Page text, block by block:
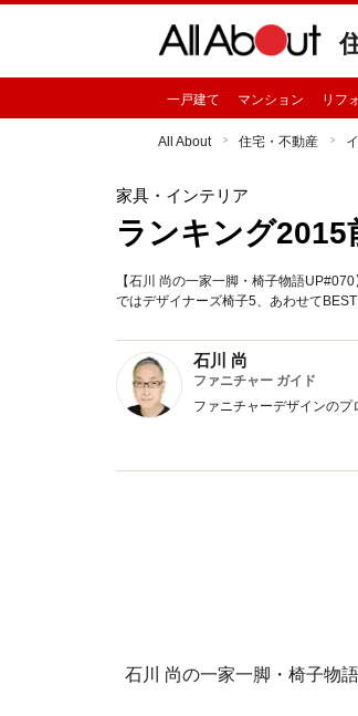
一戸建て マンション リフ
All About 住宅・不動産
家具・インテリア
ランキング
【石川 尚の一家一脚・椅子物語
ではデザイナーズ椅子5、あわせて
石川 尚
ファニチャー ガイド
ファニチャーデザインのプ
石川 尚の一家一脚・椅子物